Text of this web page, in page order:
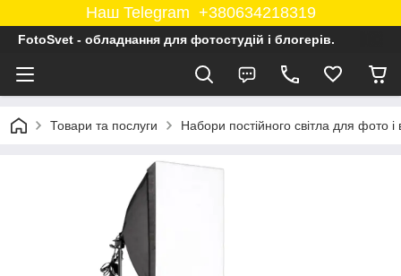
Наш Telegram +380634218319
FotoSvet - обладнання для фотостудій і блогерів.
Товари та послуги Набори постійного світла для фото і